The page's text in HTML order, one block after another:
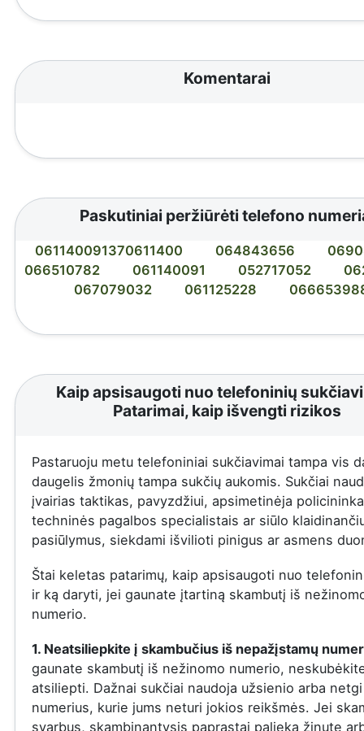
Komentarai
Paskutiniai peržiūrėti telefono
061140091370611400 064843656
066510782
061140091 052717052
067079032
061125228
Kaip apsisaugoti nuo telefoninių
Patarimai, kaip išvengti rizikos
Pastaruoju metu telefoniniai sukčiavimai tampa vis
daugelis žmonių tampa sukčių aukomis. Sukčiai
įvairias taktikas, pavyzdžiui, apsimetinėja
techninės pagalbos specialistais ar siūlo
pasiūlymus, siekdami išvilioti pinigus ar asmens
Štai keletas patarimų, kaip apsisaugoti nuo
ir ką daryti, jei gaunate įtartiną skambutį iš
numerio.
1. Neatsiliepkite į skambučius iš nepažįstamų
gaunate skambutį iš nežinomo numerio,
atsiliepti. Dažnai sukčiai naudoja užsienio arba
numerius, kurie jums neturi jokios reikšmės. Jei
svarbus, skambinantysis paprastai palieka žinutę